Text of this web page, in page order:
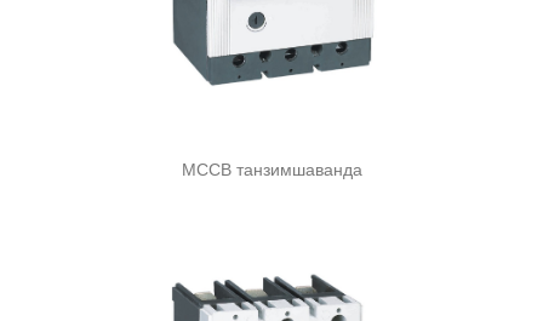
MCCB танзимшаванда